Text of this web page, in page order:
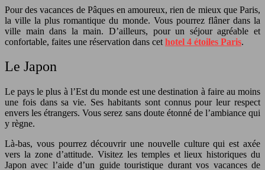
Pour des vacances de Pâques en amoureux, rien de mieux que Paris,
la ville la plus romantique du monde. Vous pourrez flâner dans la
ville main dans la main. D’ailleurs, pour un séjour agréable et
confortable, faites une réservation dans cet hotel 4 étoiles Paris.
Le Japon
Le pays le plus à l’Est du monde est une destination à faire au moins
une fois dans sa vie. Ses habitants sont connus pour leur respect
envers les étrangers. Vous serez sans doute étonné de l’ambiance qui
y règne.
Là-bas, vous pourrez découvrir une nouvelle culture qui est axée
vers la zone d’attitude. Visitez les temples et lieux historiques du
Japon avec l’aide d’un guide touristique durant vos vacances de